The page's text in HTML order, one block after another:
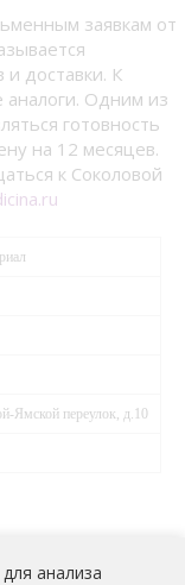
заявкам от
и доставки. К
аналоги. Одним из
готовность
на 12 месяцев.
к Соколовой
Ямской переулок, д.10
для анализа